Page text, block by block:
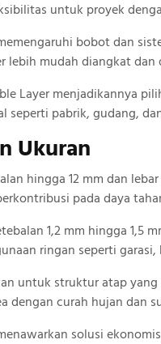
untuk proyek
bobot dan
lebih mudah diangkat dan
Layer menjadikannya
seperti pabrik, gudang,
Ukuran
hingga 12 mm dan
pada daya
1,2 mm hingga 1,5
ringan seperti
untuk struktur atap
dengan curah hujan dan
solusi